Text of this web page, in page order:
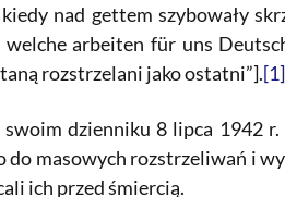
nad gettem szybowały
arbeiten für uns
rozstrzelani jako ostatni”].[1]
swoim dzienniku 8 lipca 1942
masowych rozstrzeliwań i
ich przed śmiercią.